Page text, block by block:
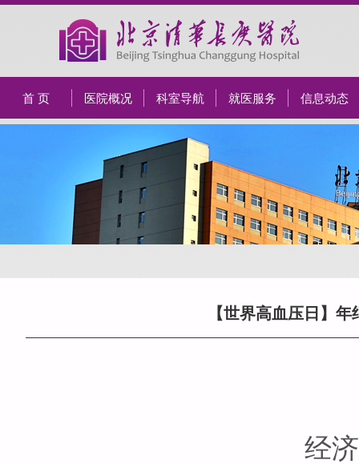
首 页 医院概况 科室导航 就医服务 信息动态
【世界高血压日】
经